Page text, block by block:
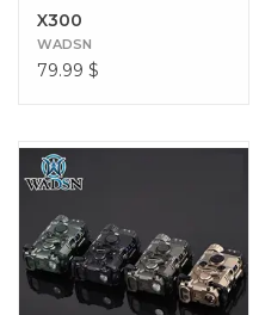
X300
WADSN
79.99 $